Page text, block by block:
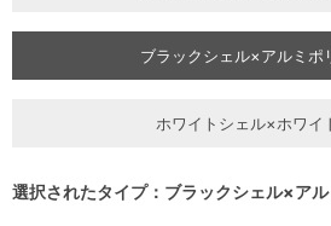
ブラックシェル×アルミポ
ホワイトシェル×ホワイ
選択されたタイプ：ブラックシェル×ア